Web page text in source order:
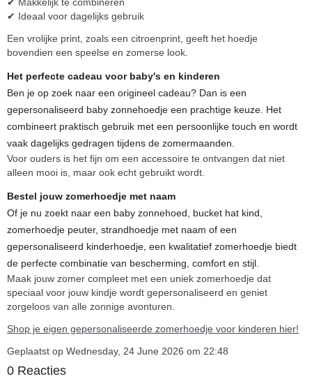
✔ Makkelijk te combineren
✔ Ideaal voor dagelijks gebruik
Een vrolijke print, zoals een citroenprint, geeft het hoedje
bovendien een speelse en zomerse look.
Het perfecte cadeau voor baby's en kinderen
Ben je op zoek naar een origineel cadeau? Dan is een
gepersonaliseerd baby zonnehoedje een prachtige keuze. Het
combineert praktisch gebruik met een persoonlijke touch en wordt
vaak dagelijks gedragen tijdens de zomermaanden.
Voor ouders is het fijn om een accessoire te ontvangen dat niet
alleen mooi is, maar ook echt gebruikt wordt.
Bestel jouw zomerhoedje met naam
Of je nu zoekt naar een baby zonnehoed, bucket hat kind,
zomerhoedje peuter, strandhoedje met naam of een
gepersonaliseerd kinderhoedje, een kwalitatief zomerhoedje biedt
de perfecte combinatie van bescherming, comfort en stijl.
Maak jouw zomer compleet met een uniek zomerhoedje dat
speciaal voor jouw kindje wordt gepersonaliseerd en geniet
zorgeloos van alle zonnige avonturen.
Shop je eigen gepersonaliseerde zomerhoedje voor kinderen hier!
Geplaatst op Wednesday, 24 June 2026 om 22:48
0 Reacties